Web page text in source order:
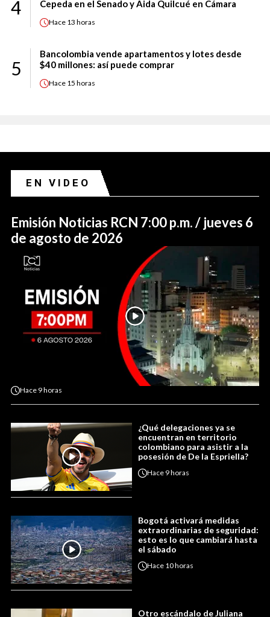
4
Cepeda en el Senado y Aida Quilcué en Cámara
Hace 13 horas
5
Bancolombia vende apartamentos y lotes desde
$40 millones: así puede comprar
Hace 15 horas
EN VIDEO
Emisión Noticias RCN 7:00 p.m. / jueves 6
de agosto de 2026
Hace 9 horas
¿Qué delegaciones ya se
encuentran en territorio
colombiano para asistir a la
posesión de De la Espriella?
Hace 9 horas
Bogotá activará medidas
extraordinarias de seguridad:
esto es lo que cambiará hasta
el sábado
Hace 10 horas
Otro escándalo de Juliana